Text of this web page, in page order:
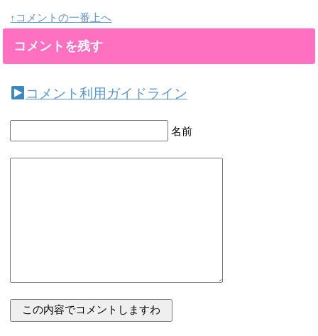
↑コメントの一番上へ
コメントを残す
コメント利用ガイドライン
名前